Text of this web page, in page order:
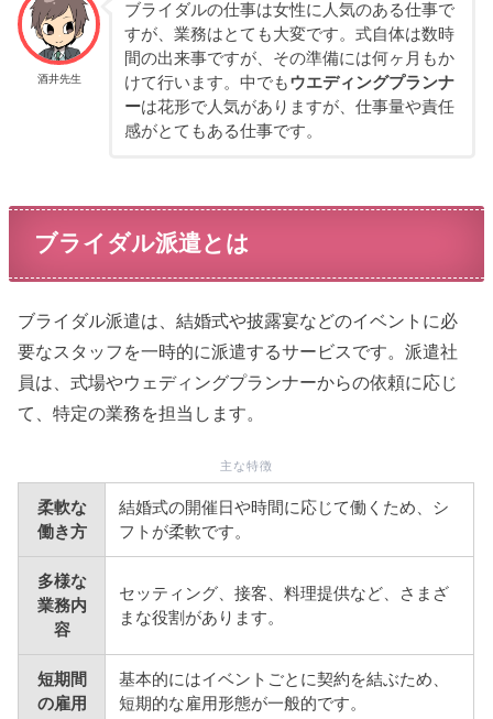
酒井先生
ブライダルの仕事は女性に人気のある仕事で
すが、業務はとても大変です。式自体は数時
間の出来事ですが、その準備には何ヶ月もか
けて行います。中でもウエディングプランナ
ーは花形で人気がありますが、仕事量や責任
感がとてもある仕事です。
ブライダル派遣とは
ブライダル派遣は、結婚式や披露宴などのイベントに必
要なスタッフを一時的に派遣するサービスです。派遣社
員は、式場やウェディングプランナーからの依頼に応じ
て、特定の業務を担当します。
主な特徴
柔軟な
働き方
結婚式の開催日や時間に応じて働くため、シ
フトが柔軟です。
多様な
業務内
容
セッティング、接客、料理提供など、さまざ
まな役割があります。
短期間
の雇用
基本的にはイベントごとに契約を結ぶため、
短期的な雇用形態が一般的です。